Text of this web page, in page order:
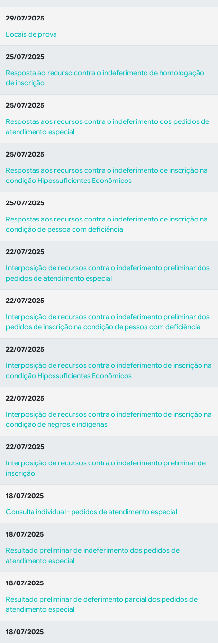
29/07/2025
Locais de prova
25/07/2025
Resposta ao recurso contra o indeferimento de homologação
de inscrição
25/07/2025
Respostas aos recursos contra o indeferimento dos pedidos de
atendimento especial
25/07/2025
Respostas aos recursos contra o indeferimento de inscrição na
condição Hipossuficientes Econômicos
25/07/2025
Respostas aos recursos contra o indeferimento de inscrição na
condição de pessoa com deficiência
22/07/2025
Interposição de recursos contra o indeferimento preliminar dos
pedidos de atendimento especial
22/07/2025
Interposição de recursos contra o indeferimento preliminar dos
pedidos de inscrição na condição de pessoa com deficiência
22/07/2025
Interposição de recursos contra o indeferimento de inscrição na
condição Hipossuficientes Econômicos
22/07/2025
Interposição de recursos contra o indeferimento de inscrição na
condição de negros e indígenas
22/07/2025
Interposição de recursos contra o indeferimento preliminar de
inscrição
18/07/2025
Consulta individual - pedidos de atendimento especial
18/07/2025
Resultado preliminar de indeferimento dos pedidos de
atendimento especial
18/07/2025
Resultado preliminar de deferimento parcial dos pedidos de
atendimento especial
18/07/2025